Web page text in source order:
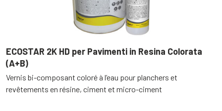
ECOSTAR 2K HD per Pavimenti in Resina Colorata
(A+B)
Vernis bi-composant coloré à l’eau pour planchers et
revêtements en résine, ciment et micro-ciment